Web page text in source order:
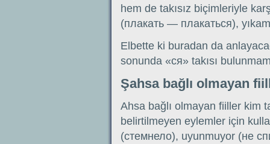
hem de takısız biçimleriyle
(плакать — плакаться),
Elbette ki buradan da
sonunda «ся» takısı
Şahsa bağlı olmayan
Ahsa bağlı olmayan fiiller kim
belirtilmeyen eylemler için
(стемнело), uyunmuyor (не